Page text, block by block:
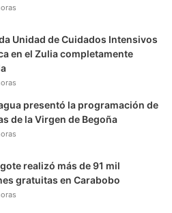
Unidad de Cuidados Intensivos
en el Zulia completamente
presentó la programación de
de la Virgen de Begoña
realizó más de 91 mil
gratuitas en Carabobo